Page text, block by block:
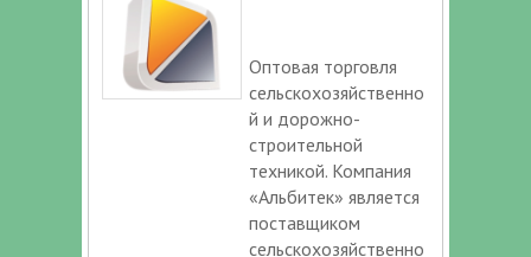
Оптовая торговля
сельскохозяйственно
й и дорожно-
строительной
техникой. Компания
«Альбитек» является
поставщиком
сельскохозяйственно